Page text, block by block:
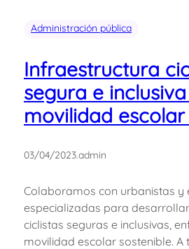
Administración pública
Infraestructura
segura e
movilidad
03/04/2023.admin
Colaboramos con urbanistas y
especializadas para
ciclistas seguras e inclusivas,
movilidad escolar sostenible. A